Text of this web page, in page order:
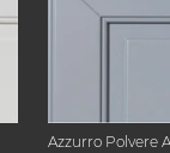
Azzurro Polvere